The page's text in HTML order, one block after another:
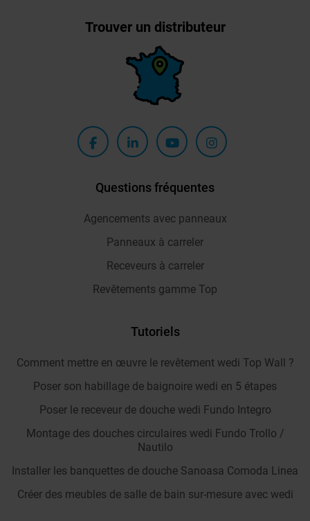
Trouver un distributeur
Questions fréquentes
Agencements avec panneaux
Panneaux à carreler
Receveurs à carreler
Revêtements gamme Top
Tutoriels
Comment mettre en œuvre le revêtement wedi Top Wall ?
Poser son habillage de baignoire wedi en 5 étapes
Poser le receveur de douche wedi Fundo Integro
Montage des douches circulaires wedi Fundo Trollo /
Nautilo
Installer les banquettes de douche Sanoasa Comoda Linea
Créer des meubles de salle de bain sur-mesure avec wedi